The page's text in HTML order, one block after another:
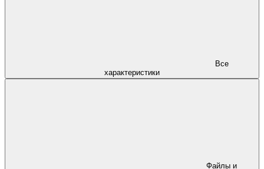
характеристики